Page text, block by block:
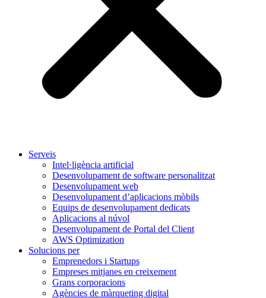
Serveis
Intel·ligència artificial
Desenvolupament de software personalitzat
Desenvolupament web
Desenvolupament d’aplicacions mòbils
Equips de desenvolupament dedicats
Aplicacions al núvol
Desenvolupament de Portal del Client
AWS Optimization
Solucions per
Emprenedors i Startups
Empreses mitjanes en creixement
Grans corporacions
Agències de màrqueting digital